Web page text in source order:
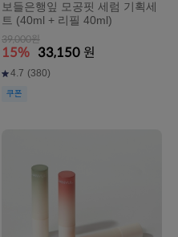
보들은행잎 모공핏 세럼 기획세
트 (40ml + 리필 40ml)
39,000원
15% 33,150 원
4.7 (380)
쿠폰